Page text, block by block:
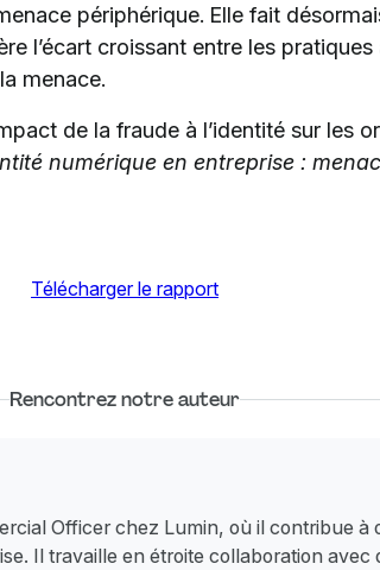
périphérique. Elle fait
l’écart croissant entre les
menace.
de la fraude à l’identité sur les
numérique en entreprise :
Télécharger le rapport
Rencontrez notre auteur
Officer chez Lumin, où il contribue à
Il travaille en étroite collaboration avec